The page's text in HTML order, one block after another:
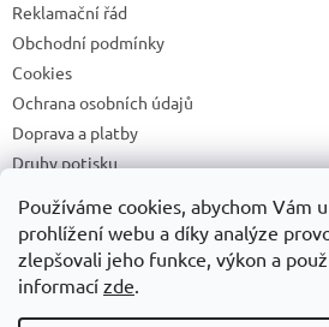
Používáme cookies, abychom Vám
prohlížení webu a díky analýze
zlepšovali jeho funkce, výkon a
informací zde.
Reklamační řád
Obchodní podmínky
Cookies
Ochrana osobních údajů
Doprava a platby
Druhy potisku
Recyklační příspěvky a zpětný odběr